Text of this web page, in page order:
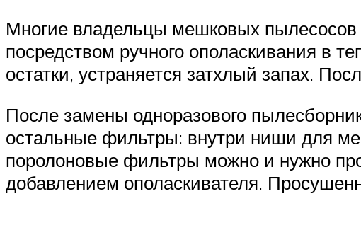
Многие владельцы мешковых пылесосов
посредством ручного ополаскивания в
остатки, устраняется затхлый запах.
После замены одноразового
остальные фильтры: внутри ниши для
поролоновые фильтры можно и нужно
добавлением ополаскивателя.